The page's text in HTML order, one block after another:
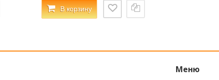
В корзину
Меню